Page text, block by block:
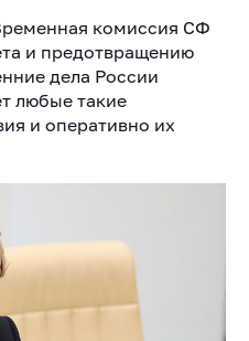
комиссия СФ
и предотвращению
дела России
любые такие
и оперативно их